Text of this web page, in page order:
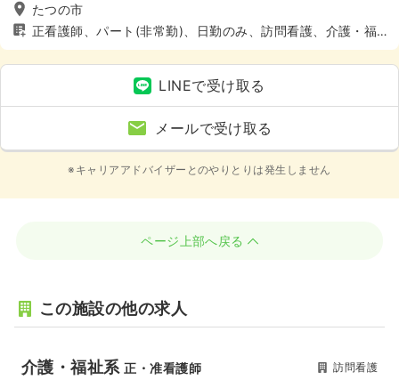
たつの市
正看護師、パート(非常勤)、日勤のみ、訪問看護、介護・福
祉系、4週8休以上、土日休み
LINEで受け取る
メールで受け取る
※キャリアアドバイザーとのやりとりは発生しません
ページ上部へ戻る
この施設の他の求人
介護・福祉系正・准看護師 訪問看護